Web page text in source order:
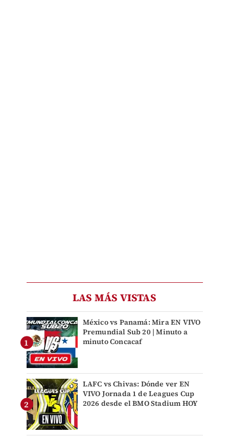
LAS MÁS VISTAS
México vs Panamá: Mira EN VIVO
Premundial Sub 20 | Minuto a
minuto Concacaf
LAFC vs Chivas: Dónde ver EN
VIVO Jornada 1 de Leagues Cup
2026 desde el BMO Stadium HOY